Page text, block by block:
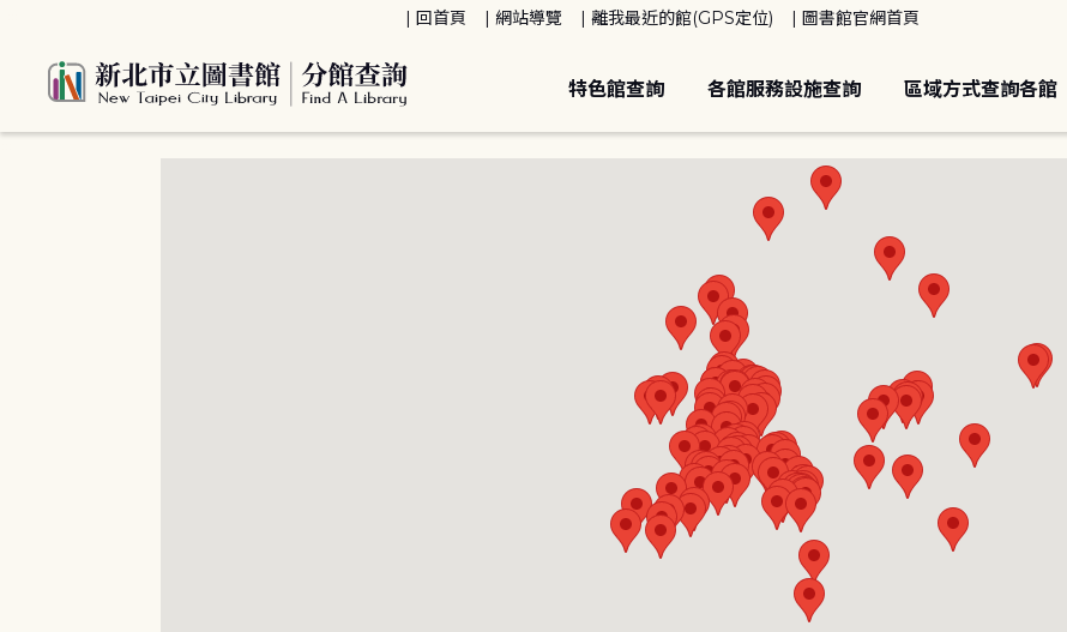
回首頁 網站導覽 離我最近的館(GPS定位) 圖書館官網首頁
特色館查詢 各館服務設施查詢 區域方式查詢各館